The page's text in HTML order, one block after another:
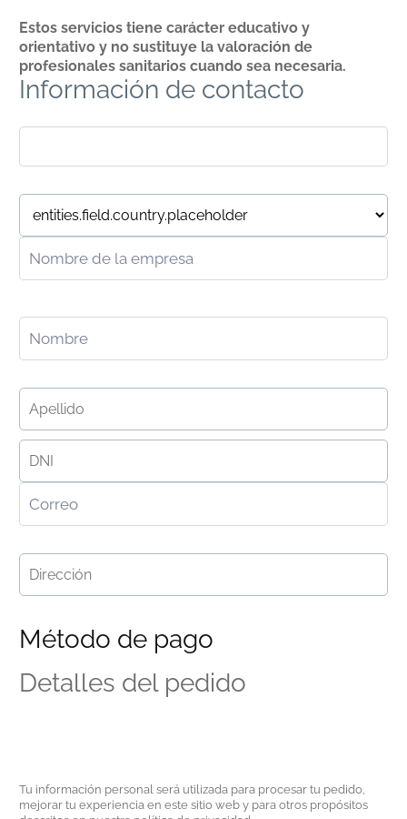
Estos servicios tiene carácter educativo y
orientativo y no sustituye la valoración de
profesionales sanitarios cuando sea necesaria.
Información de contacto
Método de pago
Detalles del pedido
Tu información personal será utilizada para procesar tu pedido,
mejorar tu experiencia en este sitio web y para otros propósitos